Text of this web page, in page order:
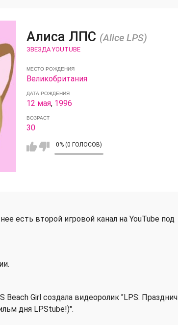
Алиса ЛПС (Alice LPS)
ЗВЕЗДА YOUTUBE
МЕСТО РОЖДЕНИЯ
Великобритания
ДАТА РОЖДЕНИЯ
12 мая, 1996
ВОЗРАСТ
30
0% (0 ГОЛОСОВ)
есть второй игровой канал на YouTube под
Beach Girl создала видеоролик "LPS:
дня LPStube!)".